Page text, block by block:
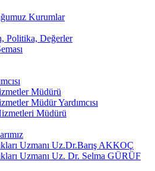
Kurumlar
Politika, Değerler
Müdürü
Müdür Yardımcısı
Müdürü
Uzmanı Uz.Dr.Barış AKKOÇ
Uzmanı Uz. Dr. Selma GÜRÜF